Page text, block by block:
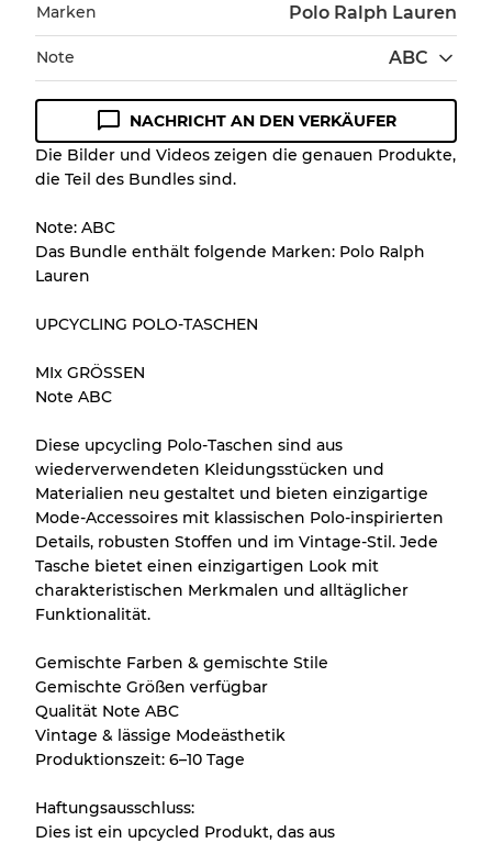
Marken Polo Ralph Lauren
Note ABC
Zustandsrichtlinie
Alle Produkte enthalten eine Qualitätsstufe,
jedes Artikels vor dem Kauf nachvollziehen
können.
aufgrund des Großhandels
Note AFast neu, leichte Abnutzung
Note BLeicht gebraucht
Note C Sichtbare Abnutzung mit Flecken
Aufteilung für gemischte Ratios
Note AB
Note ABC
NACHRICHT AN DEN VERKÄUFER
Die Bilder und Videos zeigen die genauen Produkte,
die Teil des Bundles sind.
Note: ABC
Das Bundle enthält folgende Marken: Polo Ralph
Lauren
UPCYCLING POLO-TASCHEN
MIx GRÖSSEN
Note ABC
Diese upcycling Polo-Taschen sind aus
wiederverwendeten Kleidungsstücken und
Materialien neu gestaltet und bieten einzigartige
Mode-Accessoires mit klassischen Polo-inspirierten
Details, robusten Stoffen und im Vintage-Stil. Jede
Tasche bietet einen einzigartigen Look mit
charakteristischen Merkmalen und alltäglicher
Funktionalität.
Gemischte Farben & gemischte Stile
Gemischte Größen verfügbar
Qualität Note ABC
Vintage & lässige Modeästhetik
Produktionszeit: 6–10 Tage
Haftungsausschluss:
Dies ist ein upcycled Produkt, das aus